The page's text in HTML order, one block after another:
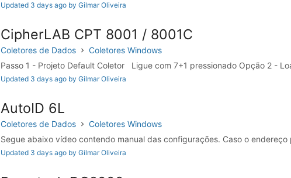
Updated 3 days ago by Gilmar Oliveira
CipherLAB CPT 8001 / 8001C
Coletores de Dados
Coletores Windows
Passo 1 - Projeto Default Coletor Ligue com 7+1 pressionado Opção 2 -
Updated 3 days ago by Gilmar Oliveira
AutoID 6L
Coletores de Dados
Coletores Windows
Segue abaixo vídeo contendo manual das configurações. Caso o
Updated 3 days ago by Gilmar Oliveira